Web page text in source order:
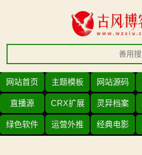
Search
for:
网站首页 主题模板 网站源码
直播源 CRX扩展 灵异档案
绿色软件 运营外推 经典电影